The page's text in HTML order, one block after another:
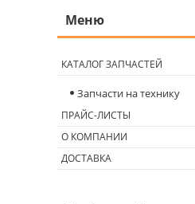
КАТАЛОГ ЗАПЧАСТЕЙ
Запчасти на технику
ПРАЙС-ЛИСТЫ
О КОМПАНИИ
ДОСТАВКА